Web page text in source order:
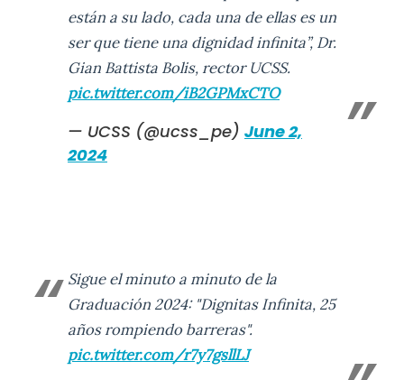
están a su lado, cada una de ellas es un
ser que tiene una dignidad infinita”, Dr.
Gian Battista Bolis, rector UCSS.
pic.twitter.com/iB2GPMxCTO
— UCSS (@ucss_pe) June 2,
2024
Sigue el minuto a minuto de la
Graduación 2024: "Dignitas Infinita, 25
años rompiendo barreras".
pic.twitter.com/r7y7gsllLJ